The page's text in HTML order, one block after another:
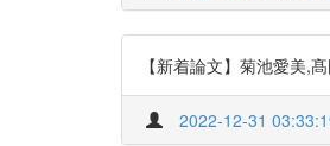
【新着論文】菊池愛美,
2022-12-31